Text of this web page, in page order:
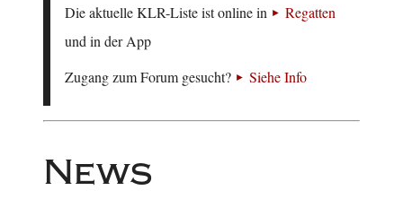
Die aktuelle KLR-Liste ist online in
Regatten
und in der App
Zugang zum Forum gesucht?
Siehe Info
News